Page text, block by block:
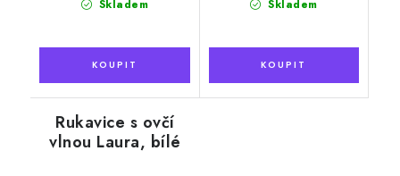
Skladem Skladem
Rukavice s ovčí
vlnou Laura, bílé